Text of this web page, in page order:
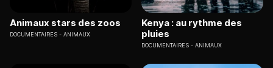
Animaux stars des zoos
DOCUMENTAIRES ANIMAUX
Kenya : au rythme des
pluies
DOCUMENTAIRES ANIMAUX